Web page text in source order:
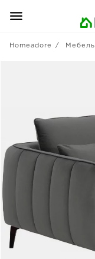
Homeadore Мебель